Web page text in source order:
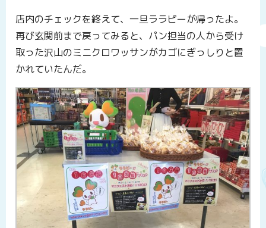
店内のチェックを終えて、一旦ララピーが帰ったよ。
再び玄関前まで戻ってみると、パン担当の人から受け
取った沢山のミニクロワッサンがカゴにぎっしりと置
かれていたんだ。